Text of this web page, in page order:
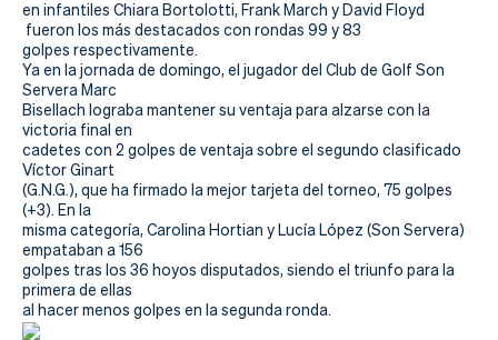
en infantiles Chiara Bortolotti, Frank March y David Floyd
fueron los más destacados con rondas 99 y 83
golpes respectivamente.
Ya en la jornada de domingo, el jugador del Club de Golf Son
Servera Marc
Bisellach lograba mantener su ventaja para alzarse con la
victoria final en
cadetes con 2 golpes de ventaja sobre el segundo clasificado
Víctor Ginart
(G.N.G.), que ha firmado la mejor tarjeta del torneo, 75 golpes
(+3). En la
misma categoría, Carolina Hortian y Lucía López (Son Servera)
empataban a 156
golpes tras los 36 hoyos disputados, siendo el triunfo para la
primera de ellas
al hacer menos golpes en la segunda ronda.